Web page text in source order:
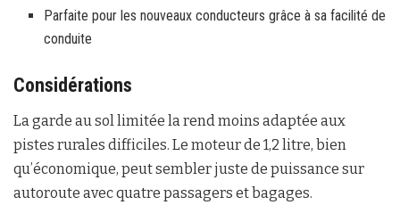
Parfaite pour les nouveaux conducteurs grâce à sa facilité de
conduite
Considérations
La garde au sol limitée la rend moins adaptée aux
pistes rurales difficiles. Le moteur de 1,2 litre, bien
qu’économique, peut sembler juste de puissance sur
autoroute avec quatre passagers et bagages.